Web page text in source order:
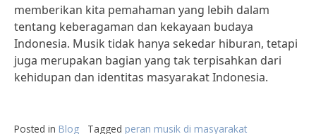
memberikan kita pemahaman yang lebih dalam
tentang keberagaman dan kekayaan budaya
Indonesia. Musik tidak hanya sekedar hiburan, tetapi
juga merupakan bagian yang tak terpisahkan dari
kehidupan dan identitas masyarakat Indonesia.
Posted in Blog Tagged peran musik di masyarakat